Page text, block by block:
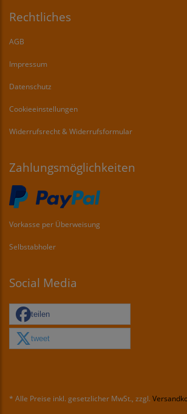
Rechtliches
AGB
Impressum
Datenschutz
Cookieeinstellungen
Widerrufsrecht & Widerrufsformular
Zahlungsmöglichkeiten
Vorkasse per Überweisung
Selbstabholer
Social Media
teilen
tweet
* Alle Preise inkl. gesetzlicher MwSt., zzgl.